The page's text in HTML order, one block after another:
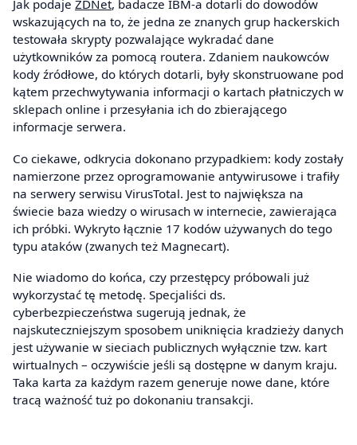
Jak podaje ZDNet, badacze IBM-a dotarli do dowodów
wskazujących na to, że jedna ze znanych grup hackerskich
testowała skrypty pozwalające wykradać dane
użytkowników za pomocą routera. Zdaniem naukowców
kody źródłowe, do których dotarli, były skonstruowane pod
kątem przechwytywania informacji o kartach płatniczych w
sklepach online i przesyłania ich do zbierającego
informacje serwera.
Co ciekawe, odkrycia dokonano przypadkiem: kody zostały
namierzone przez oprogramowanie antywirusowe i trafiły
na serwery serwisu VirusTotal. Jest to największa na
świecie baza wiedzy o wirusach w internecie, zawierająca
ich próbki. Wykryto łącznie 17 kodów używanych do tego
typu ataków (zwanych też Magnecart).
Nie wiadomo do końca, czy przestępcy próbowali już
wykorzystać tę metodę. Specjaliści ds.
cyberbezpieczeństwa sugerują jednak, że
najskuteczniejszym sposobem uniknięcia kradzieży danych
jest używanie w sieciach publicznych wyłącznie tzw. kart
wirtualnych – oczywiście jeśli są dostępne w danym kraju.
Taka karta za każdym razem generuje nowe dane, które
tracą ważność tuż po dokonaniu transakcji.